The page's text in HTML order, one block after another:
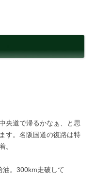
央道で帰るかなぁ、と思
す。名阪国道の復路は特
。
油。300km走破して